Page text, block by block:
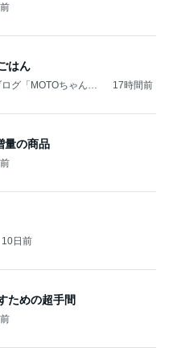
はん
グ「MOTOちゃんと
17時間前
量の商品
10日前
ための超手間